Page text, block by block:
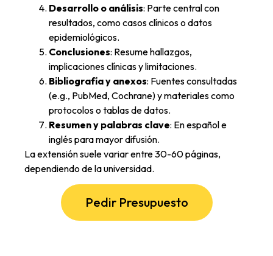
Desarrollo o análisis: Parte central con
resultados, como casos clínicos o datos
epidemiológicos.
Conclusiones: Resume hallazgos,
implicaciones clínicas y limitaciones.
Bibliografía y anexos: Fuentes consultadas
(e.g., PubMed, Cochrane) y materiales como
protocolos o tablas de datos.
Resumen y palabras clave: En español e
inglés para mayor difusión.
La extensión suele variar entre 30-60 páginas,
dependiendo de la universidad.
Pedir Presupuesto